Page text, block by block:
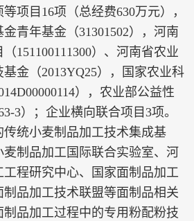
项目16项（总经费630万元），
青年基金（31301502），河南
151100111300）、河南省农业
金（2013YQ25），国家农业科
），农业部公益性
3）；企业横向联合项目3项。
统小麦制品加工技术集成基
制品加工国际联合实验室、河
程研究中心、国家面制品加工
品加工技术联盟等面制品相关
品加工过程中的专用粉配粉技